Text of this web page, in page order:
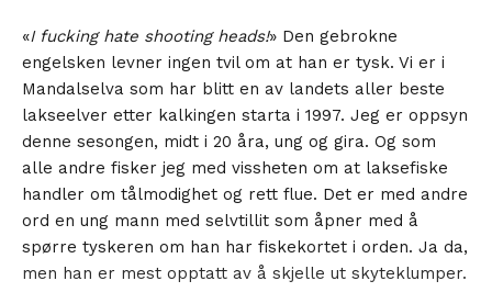
«I fucking hate shooting heads!» Den gebrokne
engelsken levner ingen tvil om at han er tysk. Vi er i
Mandalselva som har blitt en av landets aller beste
lakseelver etter kalkingen starta i 1997. Jeg er oppsyn
denne sesongen, midt i 20 åra, ung og gira. Og som
alle andre fisker jeg med vissheten om at laksefiske
handler om tålmodighet og rett flue. Det er med andre
ord en ung mann med selvtillit som åpner med å
spørre tyskeren om han har fiskekortet i orden. Ja da,
men han er mest opptatt av å skjelle ut skyteklumper.